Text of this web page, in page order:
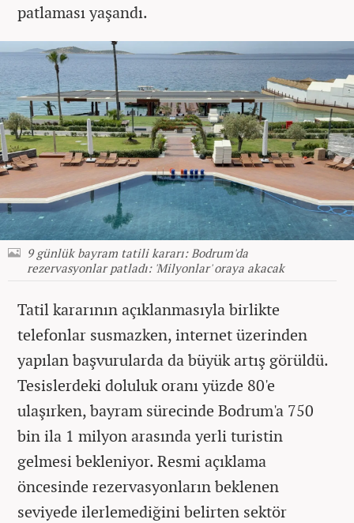
patlaması yaşandı.
9 günlük bayram tatili kararı: Bodrum'da
rezervasyonlar patladı: 'Milyonlar' oraya akacak
Tatil kararının açıklanmasıyla birlikte
telefonlar susmazken, internet üzerinden
yapılan başvurularda da büyük artış görüldü.
Tesislerdeki doluluk oranı yüzde 80'e
ulaşırken, bayram sürecinde Bodrum'a 750
bin ila 1 milyon arasında yerli turistin
gelmesi bekleniyor. Resmi açıklama
öncesinde rezervasyonların beklenen
seviyede ilerlemediğini belirten sektör